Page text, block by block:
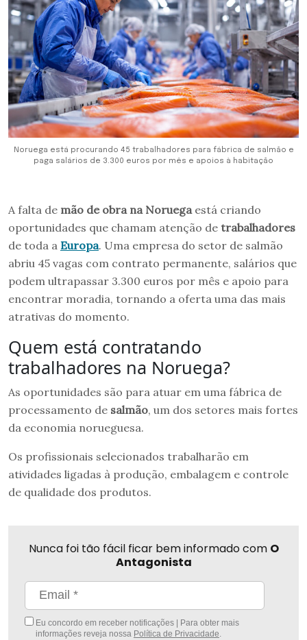
Noruega está procurando 45 trabalhadores para fábrica de salmão e
paga salários de 3.300 euros por mês e apoios à habitação
A falta de mão de obra na Noruega está criando
oportunidades que chamam atenção de trabalhadores
de toda a Europa. Uma empresa do setor de salmão
abriu 45 vagas com contrato permanente, salários que
podem ultrapassar 3.300 euros por mês e apoio para
encontrar moradia, tornando a oferta uma das mais
atrativas do momento.
Quem está contratando
trabalhadores na Noruega?
As oportunidades são para atuar em uma fábrica de
processamento de salmão, um dos setores mais fortes
da economia norueguesa.
Os profissionais selecionados trabalharão em
atividades ligadas à produção, embalagem e controle
de qualidade dos produtos.
Nunca foi tão fácil ficar bem informado com O
Antagonista
Eu concordo em receber notificações | Para obter mais
informações reveja nossa Política de Privacidade